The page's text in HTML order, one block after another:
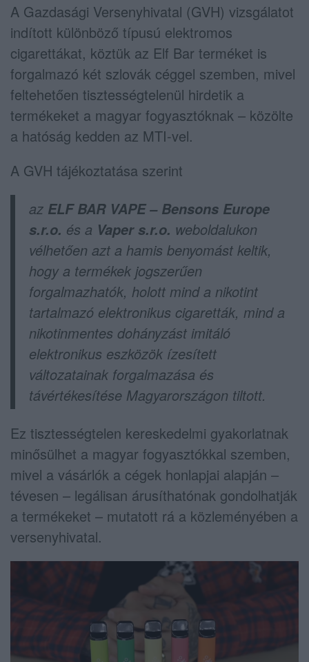
A Gazdasági Versenyhivatal (GVH) vizsgálatot
indított különböző típusú elektromos
cigarettákat, köztük az Elf Bar terméket is
forgalmazó két szlovák céggel szemben, mivel
feltehetően tisztességtelenül hirdetik a
termékeket a magyar fogyasztóknak – közölte
a hatóság kedden az MTI-vel.
A GVH tájékoztatása szerint
az ELF BAR VAPE – Bensons Europe
s.r.o. és a Vaper s.r.o. weboldalukon
vélhetően azt a hamis benyomást keltik,
hogy a termékek jogszerűen
forgalmazhatók, holott mind a nikotint
tartalmazó elektronikus cigaretták, mind a
nikotinmentes dohányzást imitáló
elektronikus eszközök ízesített
változatainak forgalmazása és
távértékesítése Magyarországon tiltott.
Ez tisztességtelen kereskedelmi gyakorlatnak
minősülhet a magyar fogyasztókkal szemben,
mivel a vásárlók a cégek honlapjai alapján –
tévesen – legálisan árusíthatónak gondolhatják
a termékeket – mutatott rá a közleményében a
versenyhivatal.